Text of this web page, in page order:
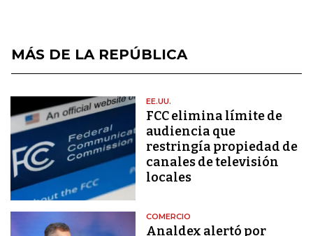
MÁS DE LA REPÚBLICA
EE.UU.
FCC elimina límite de
audiencia que
restringía propiedad de
canales de televisión
locales
COMERCIO
Analdex alertó por